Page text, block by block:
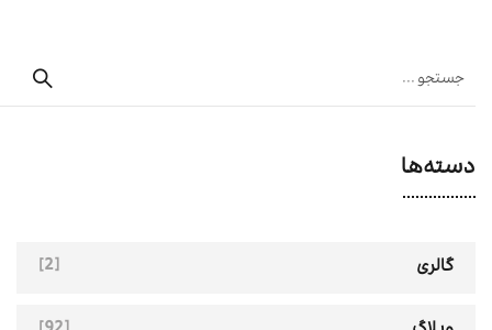
دسته‌ها
گالری [2]